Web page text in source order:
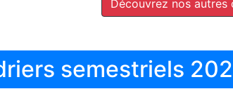
Découvrez nos autres
semestriels